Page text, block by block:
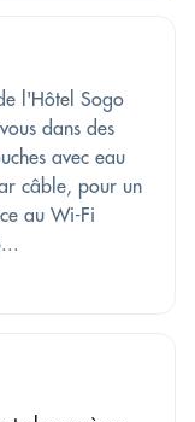
l'Hôtel Sogo
dans des
avec eau
câble, pour un
au Wi-Fi